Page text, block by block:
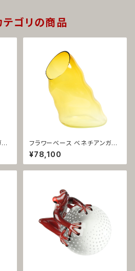
テゴリの商品
フラワーベース ベネチアンガラ
ス イエロー ヌーヴォラ 1341
¥78,100